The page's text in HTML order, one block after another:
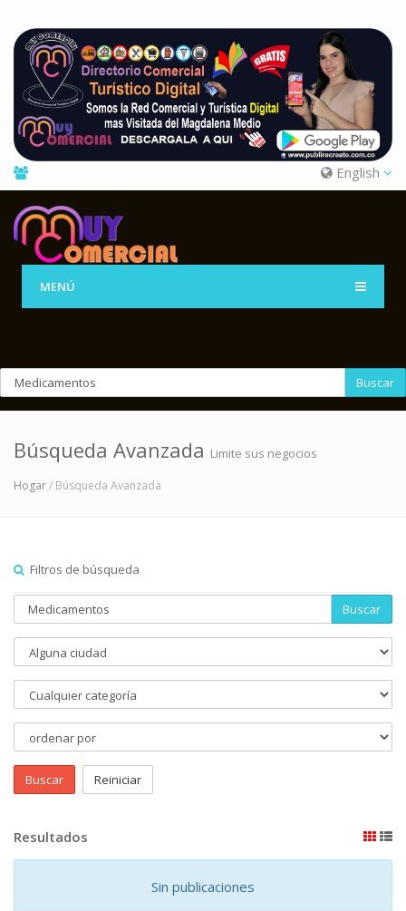
English
MENÚ
Buscar
Búsqueda Avanzada Limite sus negocios
Hogar/ Búsqueda Avanzada
Filtros de búsqueda
Buscar
Buscar Reiniciar
Resultados
Sin publicaciones